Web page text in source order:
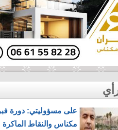
مكناس والنقاط الماكرة